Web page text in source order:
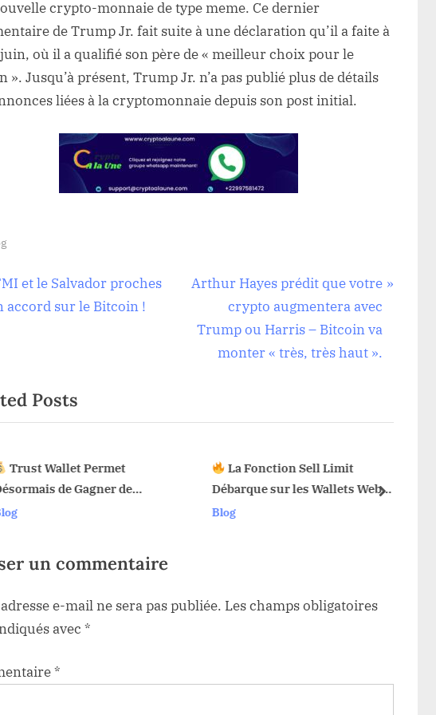
crypto-monnaie de type meme. Ce dernier
de Trump Jr. fait suite à une déclaration qu’il a faite à
où il a qualifié son père de « meilleur choix pour le
». Jusqu’à présent, Trump Jr. n’a pas publié plus de détails
liées à la cryptomonnaie depuis son post initial.
et le Salvador proches
accord sur le Bitcoin !
N
x
s
Arthur Hayes prédit que votre
crypto augmentera avec
Trump ou Harris – Bitcoin va
monter « très, très haut ».
Posts
Trust Wallet Permet
de Gagner de
Sans Trader ? Les
La Fonction Sell Limit
Débarque sur les Wallets Web3 :
Voici Pourquoi Ça Change Tout
Blog
next
un commentaire
e-mail ne sera pas publiée. Les champs obligatoires
avec *
*